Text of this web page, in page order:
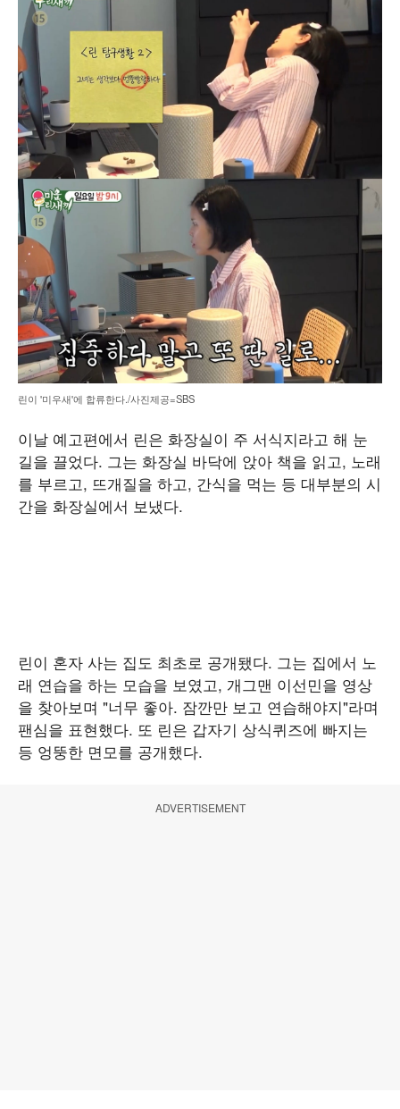
린이 '미우새'에 합류한다./사진제공=SBS
이날 예고편에서 린은 화장실이 주 서식지라고 해 눈
길을 끌었다. 그는 화장실 바닥에 앉아 책을 읽고, 노래
를 부르고, 뜨개질을 하고, 간식을 먹는 등 대부분의 시
간을 화장실에서 보냈다.
린이 혼자 사는 집도 최초로 공개됐다. 그는 집에서 노
래 연습을 하는 모습을 보였고, 개그맨 이선민을 영상
을 찾아보며 "너무 좋아. 잠깐만 보고 연습해야지"라며
팬심을 표현했다. 또 린은 갑자기 상식퀴즈에 빠지는
등 엉뚱한 면모를 공개했다.
ADVERTISEMENT